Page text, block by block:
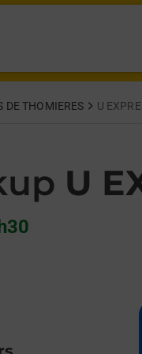
DE THOMIERES U
U
DE LA GARE ST